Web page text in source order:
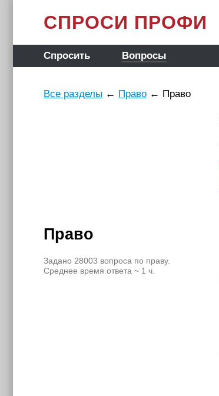
СПРОСИ ПРОФИ
Спросить Вопросы
Все разделы ← Право ← Право
Право
Задано 28003 вопроса по праву.
Среднее время ответа ~ 1 ч.